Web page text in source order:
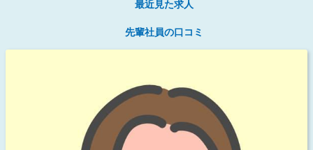
最近見た求人
先輩社員の口コミ